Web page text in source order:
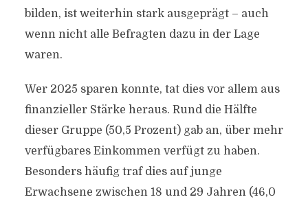
bilden, ist weiterhin stark ausgeprägt – auch
wenn nicht alle Befragten dazu in der Lage
waren.
Wer 2025 sparen konnte, tat dies vor allem aus
finanzieller Stärke heraus. Rund die Hälfte
dieser Gruppe (50,5 Prozent) gab an, über mehr
verfügbares Einkommen verfügt zu haben.
Besonders häufig traf dies auf junge
Erwachsene zwischen 18 und 29 Jahren (46,0